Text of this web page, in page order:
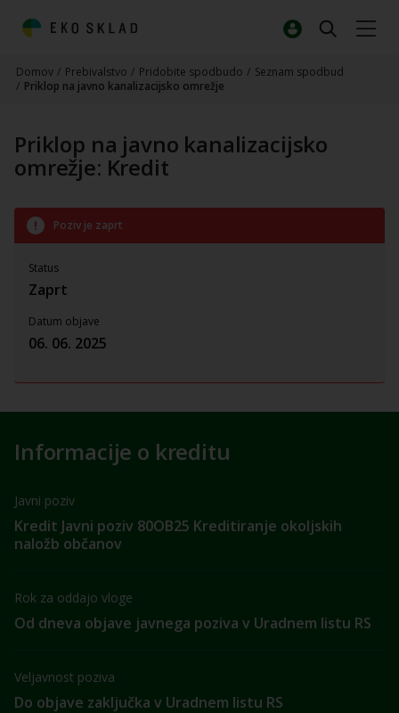
Domov / Prebivalstvo / Pridobite spodbudo / Seznam spodbud
/ Priklop na javno kanalizacijsko omrežje
Priklop na javno kanalizacijsko
omrežje: Kredit
Informacije o kreditu
Javni poziv
Kredit Javni poziv 80OB25 Kreditiranje okoljskih
naložb občanov
Rok za oddajo vloge
Od dneva objave javnega poziva v Uradnem listu RS
Veljavnost poziva
Do objave zaključka v Uradnem listu RS
Poziv je zaprt
Status
Zaprt
Datum objave
06. 06. 2025